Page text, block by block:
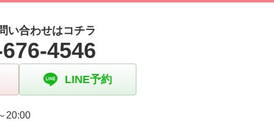
い合わせはコチラ
4546
LINE予約
20:00